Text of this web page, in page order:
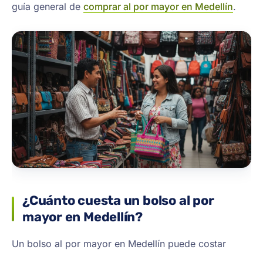
guía general de comprar al por mayor en Medellín.
¿Cuánto cuesta un bolso al por
mayor en Medellín?
Un bolso al por mayor en Medellín puede costar